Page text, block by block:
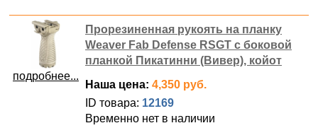
подробнее...
Прорезиненная рукоять на планку
Weaver Fab Defense RSGT с боковой
планкой Пикатинни (Вивер), койот
Наша цена: 4,350 руб.
ID товара: 12169
Временно нет в наличии